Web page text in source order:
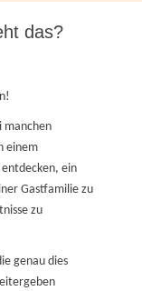
das?
manchen
einem
entdecken, ein
Gastfamilie zu
zu
genau dies